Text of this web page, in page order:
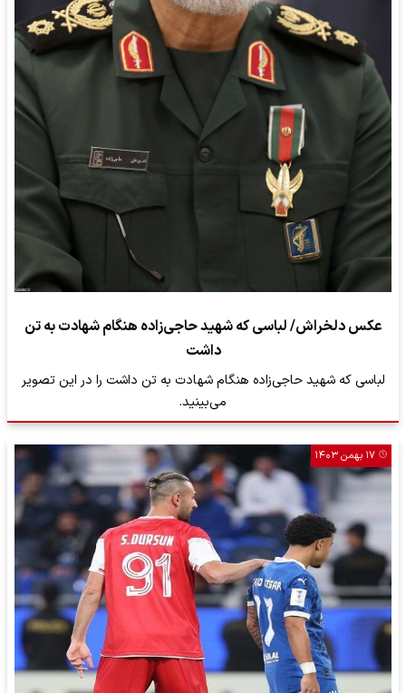
عکس دلخراش/ لباسی که شهید حاجی‌زاده هنگام شهادت به تن
داشت
لباسی که شهید حاجی‌زاده هنگام شهادت به تن داشت را در این تصویر
می‌بینید.
۱۷ بهمن ۱۴۰۳